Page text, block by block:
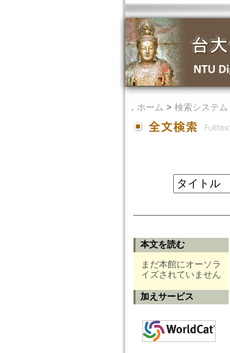
． ホーム > 検索システム
本文を読む
まだ本館にオーソラ
イズされていません
加えサービス